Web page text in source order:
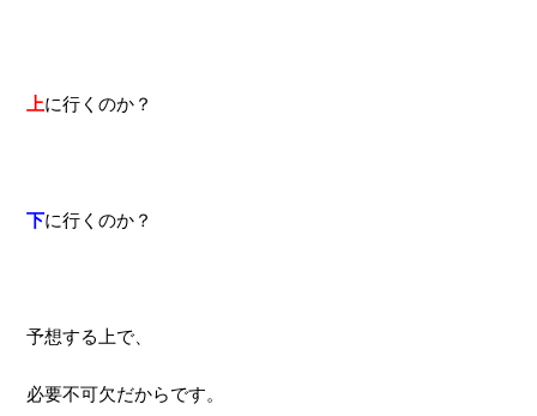
上に行くのか？
下に行くのか？
予想する上で、
必要不可欠だからです。